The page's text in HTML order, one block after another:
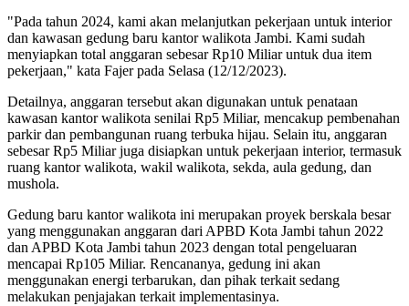
"Pada tahun 2024, kami akan melanjutkan pekerjaan untuk interior
dan kawasan gedung baru kantor walikota Jambi. Kami sudah
menyiapkan total anggaran sebesar Rp10 Miliar untuk dua item
pekerjaan," kata Fajer pada Selasa (12/12/2023).
Detailnya, anggaran tersebut akan digunakan untuk penataan
kawasan kantor walikota senilai Rp5 Miliar, mencakup pembenahan
parkir dan pembangunan ruang terbuka hijau. Selain itu, anggaran
sebesar Rp5 Miliar juga disiapkan untuk pekerjaan interior, termasuk
ruang kantor walikota, wakil walikota, sekda, aula gedung, dan
mushola.
Gedung baru kantor walikota ini merupakan proyek berskala besar
yang menggunakan anggaran dari APBD Kota Jambi tahun 2022
dan APBD Kota Jambi tahun 2023 dengan total pengeluaran
mencapai Rp105 Miliar. Rencananya, gedung ini akan
menggunakan energi terbarukan, dan pihak terkait sedang
melakukan penjajakan terkait implementasinya.